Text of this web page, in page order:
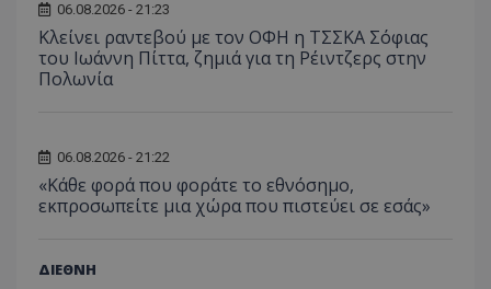
06.08.2026 - 21:23
Κλείνει ραντεβού με τον ΟΦΗ η ΤΣΣΚΑ Σόφιας
του Ιωάννη Πίττα, ζημιά για τη Ρέιντζερς στην
Πολωνία
06.08.2026 - 21:22
«Κάθε φορά που φοράτε το εθνόσημο,
εκπροσωπείτε μια χώρα που πιστεύει σε εσάς»
ΔΙΕΘΝΗ